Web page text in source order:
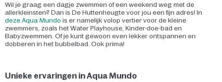
Wil je graag een dagje zwemmen of een weekend weg met de
allerkleinsten? Dan is De Huttenheugte voor jou een fijn adres! In
deze Aqua Mundo is er namelijk volop vertier voor de kleine
zwemmers, zoals het Water Playhouse, Kinder-doe-bad en
Babyzwemmen. Of je kunt gewoon even lekker ontspannen en
dobberen in het bubbelbad. Ook prima!
Unieke ervaringen in Aqua Mundo